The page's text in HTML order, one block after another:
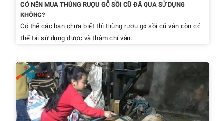
CÓ NÊN MUA THÙNG RƯỢU GỖ SỒI CŨ ĐÃ QUA SỬ DỤNG
KHÔNG?
Có thể các bạn chưa biết thì thùng rượu gỗ sồi cũ vẫn còn có
thể tái sử dụng được và thậm chí vẫn...